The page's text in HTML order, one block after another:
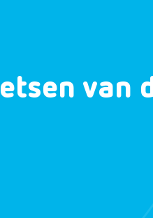
van